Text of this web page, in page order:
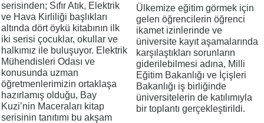
serisinden; Sıfır Atık, Elektrik
ve Hava Kirliliği başlıkları
altında dört öykü kitabının ilk
iki serisi çocuklar, okullar ve
halkımız ile buluşuyor. Elektrik
Mühendisleri Odası ve
konusunda uzman
öğretmenlerimizin ortaklaşa
hazırlamış olduğu, Bay
Kuzi’nin Maceraları kitap
serisinin tanıtımı bu akşam
Ülkemize eğitim görmek için
gelen öğrencilerin öğrenci
ikamet izinlerinde ve
üniversite kayıt aşamalarında
karşılaştıkları sorunların
giderilebilmesi adına, Milli
Eğitim Bakanlığı ve İçişleri
Bakanlığı iş birliğinde
üniversitelerin de katılımıyla
bir toplantı gerçekleştirildi.